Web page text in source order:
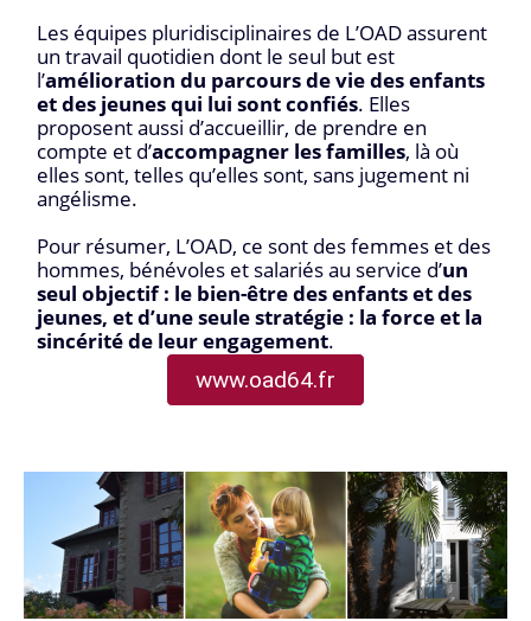
Les équipes pluridisciplinaires de L’OAD assurent
un travail quotidien dont le seul but est
l’amélioration du parcours de vie des enfants
et des jeunes qui lui sont confiés. Elles
proposent aussi d’accueillir, de prendre en
compte et d’accompagner les familles, là où
elles sont, telles qu’elles sont, sans jugement ni
angélisme.
Pour résumer, L’OAD, ce sont des femmes et des
hommes, bénévoles et salariés au service d’un
seul objectif : le bien-être des enfants et des
jeunes, et d’une seule stratégie : la force et la
sincérité de leur engagement.
www.oad64.fr